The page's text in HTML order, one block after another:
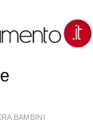
BAMBINI